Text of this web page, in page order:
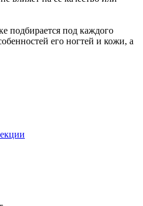
подбирается под каждого
его ногтей и кожи, а